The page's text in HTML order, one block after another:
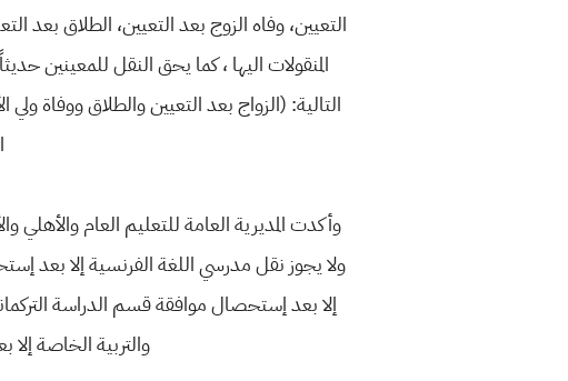
المنقولات اليها ، كما يحق النقل للمعينين
التالية: (الزواج بعد التعيين والطلاق ووفاة
وأكدت المديرية العامة للتعليم العام
ولا يجوز نقل مدرسي اللغة الفرنسية إلا بعد
إلا بعد إستحصال موافقة قسم الدراسة
والتربية الخاصة